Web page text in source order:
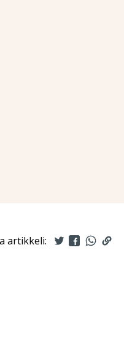
artikkeli: